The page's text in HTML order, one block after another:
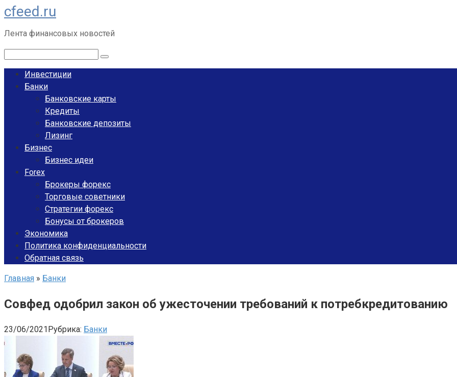
Перейти
к
контенту
cfeed.ru
Лента финансовых новостей
Инвестиции
Банки
Банковские карты
Кредиты
Банковские депозиты
Лизинг
Бизнес
Бизнес идеи
Forex
Брокеры форекс
Торговые советники
Стратегии форекс
Бонусы от брокеров
Экономика
Политика конфиденциальности
Обратная связь
Главная » Банки
Совфед одобрил закон об ужесточении требований к потребкредитованию
23/06/2021Рубрика: Банки